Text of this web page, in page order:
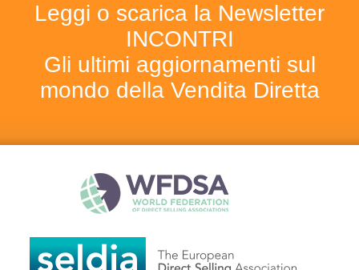
Leggi o scarica la Newsletter
INCONTRI
Gli ultimi aggiornamenti sul
mondo della Vendita Diretta